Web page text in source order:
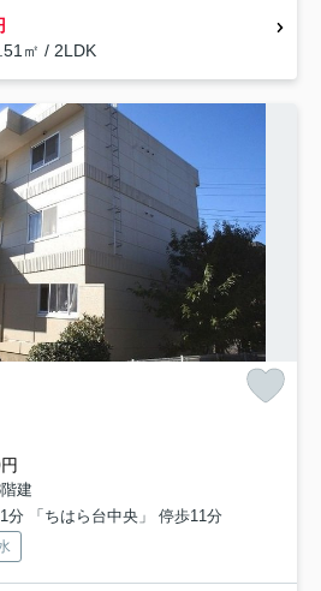
㎡ / 2LDK
建
分 「ちはら台中央」 停歩11分